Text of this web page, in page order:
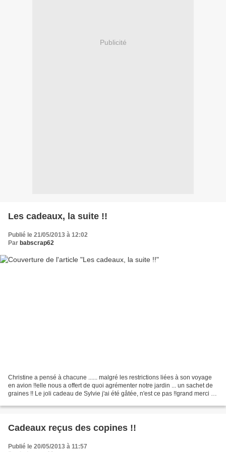
Publicité
Les cadeaux, la suite !!
Publié le 21/05/2013 à 12:02
Par babscrap62
Christine a pensé à chacune ...... malgré les restrictions liées à son voyage
en avion !!elle nous a offert de quoi agrémenter notre jardin ... un sachet de
graines !! Le joli cadeau de Sylvie j'ai été gâtée, n'est ce pas !!grand merci à
Cadeaux reçus des copines !!
Publié le 20/05/2013 à 11:57